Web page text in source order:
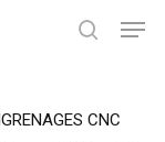
CNCmenu